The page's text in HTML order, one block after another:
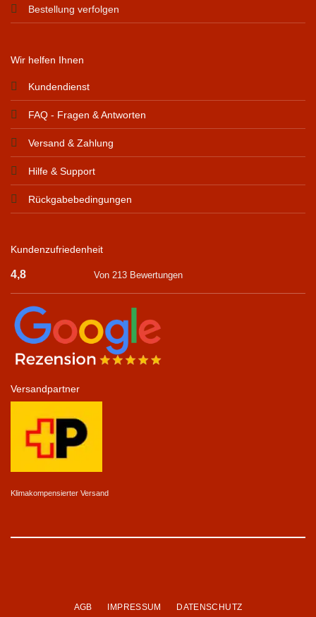
Bestellung verfolgen
Wir helfen Ihnen
Kundendienst
FAQ - Fragen & Antworten
Versand & Zahlung
Hilfe & Support
Rückgabebedingungen
Kundenzufriedenheit
4,8 Von 213 Bewertungen
Versandpartner
Klimakompensierter Versand
AGB IMPRESSUM DATENSCHUTZ